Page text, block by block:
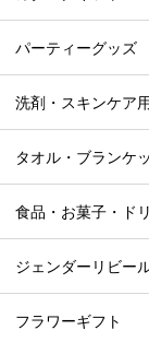
パーティーグッズ
洗剤・スキンケア
タオル・ブランケ
食品・お菓子・ド
ジェンダーリビー
フラワーギフト